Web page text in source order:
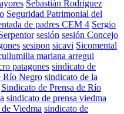
Sebastián Rodriguez
Seguridad Patrimonial del
de padres CEM 4 Sergio
sesión sesión Concejo
sesipon sicavi Sicomental
mariana arregui
patagones sindicato de
Río Negro sindicato de la
Sindicato de Prensa de Río
sindicato de prensa viedma
Viedma sindicato de